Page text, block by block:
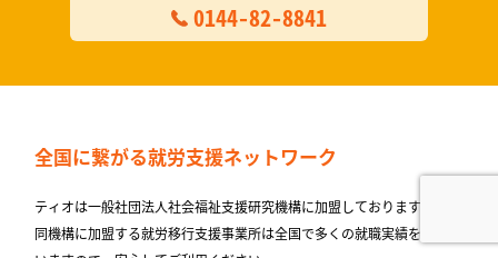
0144-82-8841
全国に繋がる就労支援ネットワーク
ティオは一般社団法人社会福祉支援研究機構に加盟しております。
同機構に加盟する就労移⾏⽀援事業所は全国で多くの就職実績を出して